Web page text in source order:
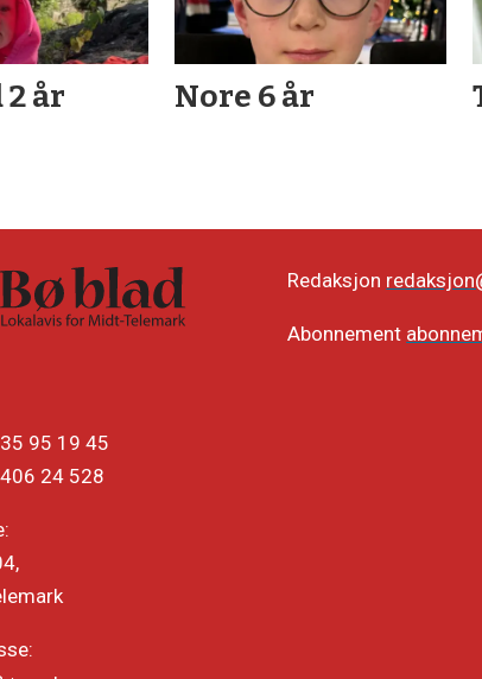
år Nore 6 år
95 19 45
24 528
Redaksjon
Abonnement